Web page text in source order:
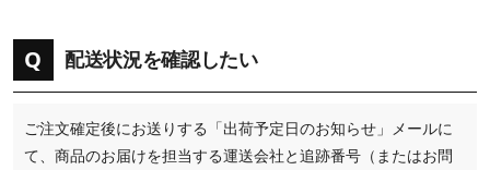
Q 配送状況を確認したい
ご注文確定後にお送りする「出荷予定日のお知らせ」メールに
て、商品のお届けを担当する運送会社と追跡番号（またはお問